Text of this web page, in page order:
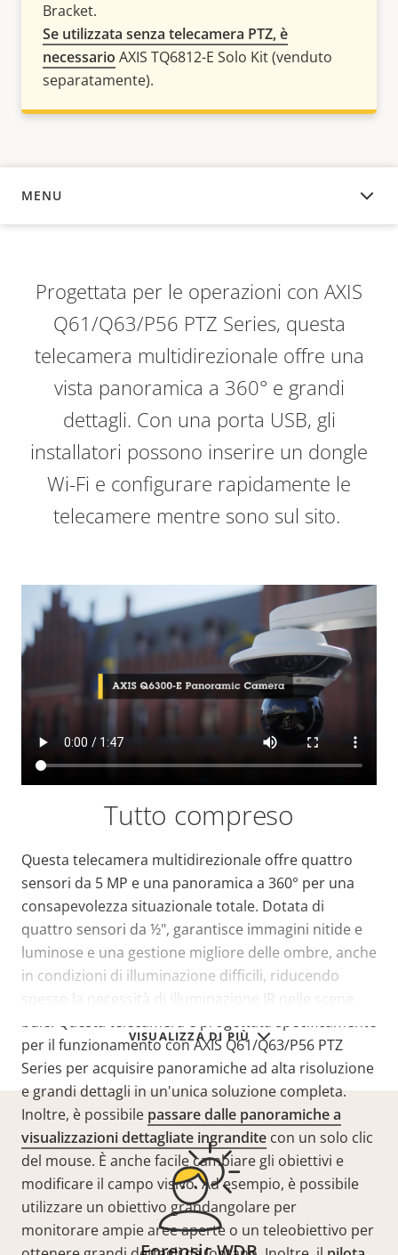
Bracket.
Se utilizzata senza telecamera PTZ, è
necessario AXIS TQ6812-E Solo Kit (venduto
separatamente).
MENU
PANORAMICA
VISUALIZZA DI PIÙ
Progettata per le operazioni con AXIS
Q61/Q63/P56 PTZ Series, questa
telecamera multidirezionale offre una
vista panoramica a 360° e grandi
dettagli. Con una porta USB, gli
installatori possono inserire un dongle
Wi-Fi e configurare rapidamente le
telecamere mentre sono sul sito.
Tutto compreso
Questa telecamera multidirezionale offre quattro
sensori da 5 MP e una panoramica a 360° per una
consapevolezza situazionale totale. Dotata di
quattro sensori da ½", garantisce immagini nitide e
luminose e una gestione migliore delle ombre, anche
in condizioni di illuminazione difficili, riducendo
spesso la necessità di illuminazione IR nelle scene
buie. Questa telecamera è progettata specificamente
per il funzionamento con AXIS Q61/Q63/P56 PTZ
Series per acquisire panoramiche ad alta risoluzione
e grandi dettagli in un'unica soluzione completa.
Inoltre, è possibile passare dalle panoramiche a
visualizzazioni dettagliate ingrandite con un solo clic
del mouse. È anche facile cambiare gli obiettivi e
modificare il campo visivo. Ad esempio, è possibile
utilizzare un obiettivo grandangolare per
monitorare ampie aree aperte o un teleobiettivo per